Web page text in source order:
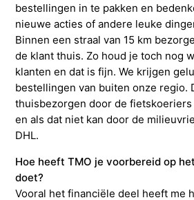
bestellingen in te pakken en
nieuwe acties of andere leuke
Binnen een straal van 15 km
de klant thuis. Zo houd je toch nog
klanten en dat is fijn. We krijgen
bestellingen van buiten onze regio.
thuisbezorgen door de fietskoeriers
en als dat niet kan door de
DHL.
Hoe heeft TMO je voorbereid op
doet?
Vooral het financiële deel heeft me